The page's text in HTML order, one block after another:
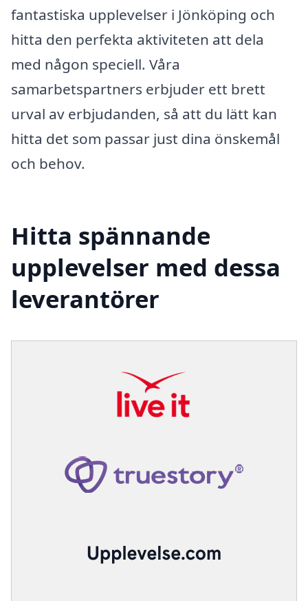
fantastiska upplevelser i Jönköping och
hitta den perfekta aktiviteten att dela
med någon speciell. Våra
samarbetspartners erbjuder ett brett
urval av erbjudanden, så att du lätt kan
hitta det som passar just dina önskemål
och behov.
Hitta spännande
upplevelser med dessa
leverantörer